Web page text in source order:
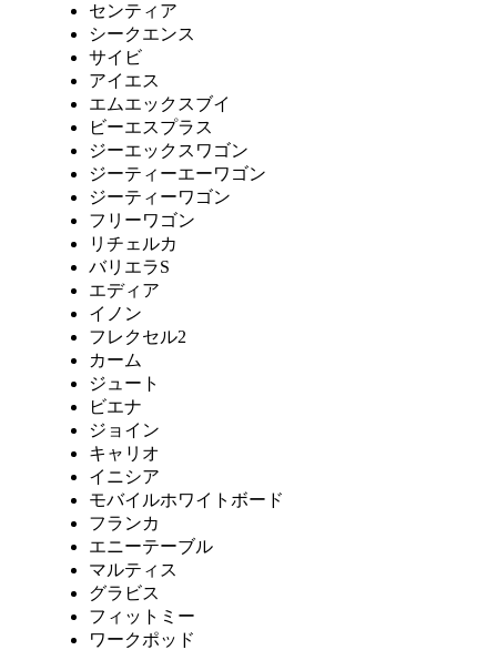
センティア
シークエンス
サイビ
アイエス
エムエックスブイ
ビーエスプラス
ジーエックスワゴン
ジーティーエーワゴン
ジーティーワゴン
フリーワゴン
リチェルカ
バリエラS
エディア
イノン
フレクセル2
カーム
ジュート
ビエナ
ジョイン
キャリオ
イニシア
モバイルホワイトボード
フランカ
エニーテーブル
マルティス
グラビス
フィットミー
ワークポッド